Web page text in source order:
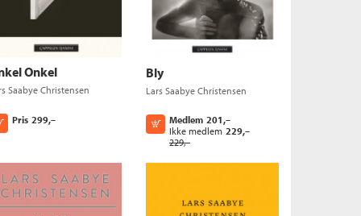
Onkel
Saabye Christensen
Pris 299,–
Kjøp
Bly
Lars Saabye Christensen
Medlem 201,–
Ikke medlem 229,–
229,–
Kjøp